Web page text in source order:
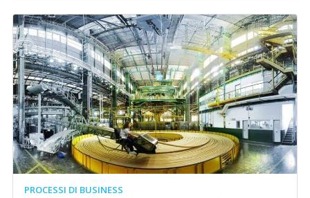
PROCESSI DI BUSINESS